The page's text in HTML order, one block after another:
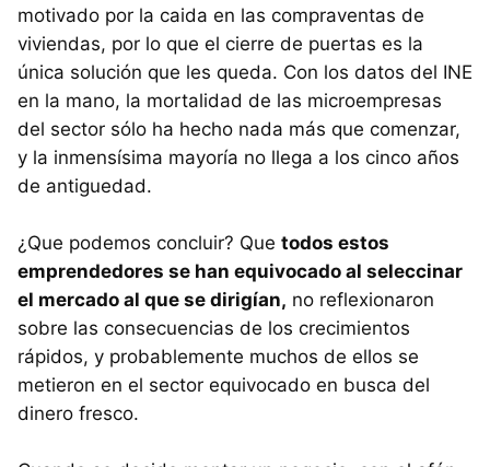
motivado por la caida en las compraventas de
viviendas, por lo que el cierre de puertas es la
única solución que les queda. Con los datos del INE
en la mano, la mortalidad de las microempresas
del sector sólo ha hecho nada más que comenzar,
y la inmensísima mayoría no llega a los cinco años
de antiguedad.
¿Que podemos concluir? Que todos estos
emprendedores se han equivocado al seleccinar
el mercado al que se dirigían, no reflexionaron
sobre las consecuencias de los crecimientos
rápidos, y probablemente muchos de ellos se
metieron en el sector equivocado en busca del
dinero fresco.